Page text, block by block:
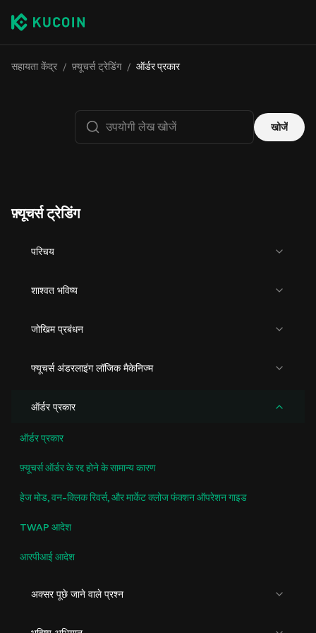
सहायता केंद्र / फ़्यूचर्स ट्रेडिंग / ऑर्डर प्रकार
खोजें
फ़्यूचर्स ट्रेडिंग
परिचय
शाश्वत भविष्य
जोखिम प्रबंधन
फ्यूचर्स अंडरलाइंग लॉजिक मैकेनिज्म
ऑर्डर प्रकार
ऑर्डर प्रकार
फ़्यूचर्स ऑर्डर के रद्द होने के सामान्य कारण
हेज मोड, वन-क्लिक रिवर्स, और मार्केट क्लोज फंक्शन ऑपरेशन गाइड
TWAP आदेश
आरपीआई आदेश
अक्सर पूछे जाने वाले प्रश्न